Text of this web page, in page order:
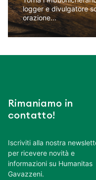
logger e divulgatore
orazione...
Rimaniamo in
contatto!
Iscriviti alla nostra
per ricevere novità e
informazioni su Humanitas
Gavazzeni.